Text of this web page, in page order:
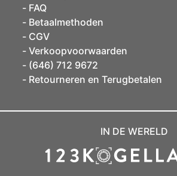
FAQ
Betaalmethoden
CGV
Verkoopvoorwaarden
(646) 712 9672
Retourneren en Terugbetalen
IN DE WERELD